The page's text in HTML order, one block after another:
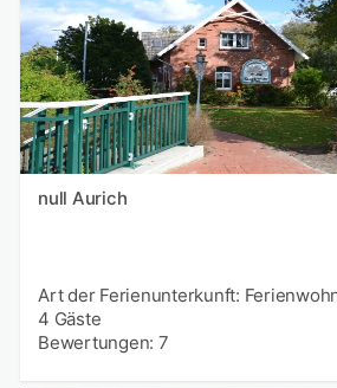
null Aurich
Art der Ferienunterkunft:
4 Gäste
Bewertungen: 7